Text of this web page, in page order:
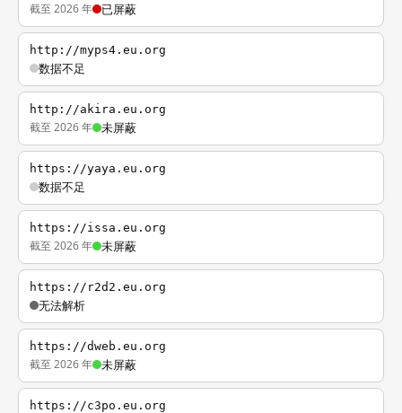
截至 2026 年 已屏蔽
http://myps4.eu.org
数据不足
http://akira.eu.org
截至 2026 年 未屏蔽
https://yaya.eu.org
数据不足
https://issa.eu.org
截至 2026 年 未屏蔽
https://r2d2.eu.org
无法解析
https://dweb.eu.org
截至 2026 年 未屏蔽
https://c3po.eu.org